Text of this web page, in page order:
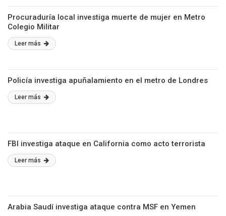
Procuraduría local investiga muerte de mujer en Metro
Colegio Militar
Leer más
Policía investiga apuñalamiento en el metro de Londres
Leer más
FBI investiga ataque en California como acto terrorista
Leer más
Arabia Saudí investiga ataque contra MSF en Yemen